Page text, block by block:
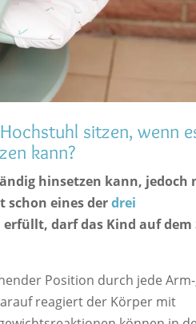
sitzen, wenn
kann?
hinsetzen kann,
schon eines derdrei
erfüllt, darf das Kind auf dem
Position durch jede
reagiert der Körper mit